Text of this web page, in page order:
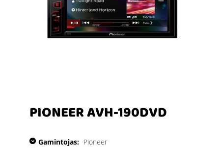
PIONEER AVH-190DVD
Gamintojas: Pioneer